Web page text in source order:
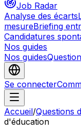
Job Radar
Analyse des écarts
mesureBriefing
Candidatures
Nos guides
Nos guides
Se connecter
Accueil/Questions
d'éducation